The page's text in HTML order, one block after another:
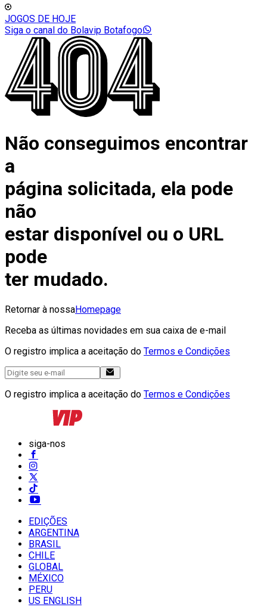
JOGOS DE HOJE
Siga o canal do Bolavip Botafogo
Não conseguimos encontrar
a
página solicitada, ela pode
não
estar disponível ou o URL
pode
ter mudado.
Retornar à nossaHomepage
Receba as últimas novidades em sua caixa de e-mail
O registro implica a aceitação do Termos e Condições
O registro implica a aceitação do Termos e Condições
siga-nos
EDIÇÕES
ARGENTINA
BRASIL
CHILE
GLOBAL
MÉXICO
PERU
US ENGLISH